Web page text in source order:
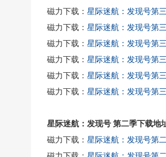
磁力下载： 星际迷航：发现号第
磁力下载： 星际迷航：发现号第
磁力下载： 星际迷航：发现号第
磁力下载： 星际迷航：发现号第
磁力下载： 星际迷航：发现号第
磁力下载： 星际迷航：发现号第
星际迷航：发现号 第二季下载地
磁力下载： 星际迷航：发现号第